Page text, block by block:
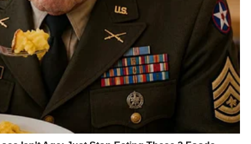
su posude s brašnom i šećerom ostavljene izložene, što
izazov. Posjeduju impresivne vještine
bez hrane. Nadalje, njihove ličinke mogu ostati uspavane
uklanjanja svake srebrne ribice na koju naiđemo,
u istoj situaciji unutar dva mjeseca nakon njihovog
važno je poduzeti preventivne radnje. Osigurajte da